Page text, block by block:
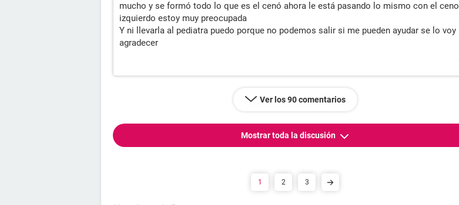
mucho y se formó todo lo que es el cenó ahora le está pasando lo mismo con el ceno
izquierdo estoy muy preocupada
Y ni llevarla al pediatra puedo porque no podemos salir si me pueden ayudar se lo voy
agradecer
Ver los 90 comentarios
Mostrar toda la discusión
1 2 3